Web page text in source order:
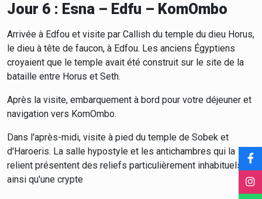
Jour 6 : Esna – Edfu – KomOmbo
Arrivée à Edfou et visite par Callish du temple du dieu Horus,
le dieu à tête de faucon, à Edfou. Les anciens Égyptiens
croyaient que le temple avait été construit sur le site de la
bataille entre Horus et Seth.
Après la visite, embarquement à bord pour votre déjeuner et
navigation vers KomOmbo.
Dans l'après-midi, visite à pied du temple de Sobek et
d'Haroeris. La salle hypostyle et les antichambres qui la
relient présentent des reliefs particulièrement inhabituels,
ainsi qu'une crypte